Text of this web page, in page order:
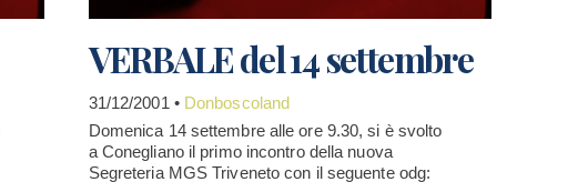
VERBALE del 14 settembre
31/12/2001 • Donboscoland
Domenica 14 settembre alle ore 9.30, si è svolto
a Conegliano il primo incontro della nuova
Segreteria MGS Triveneto con il seguente odg: